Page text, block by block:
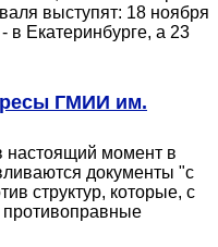
выступят: 18 ноября
в Екатеринбурге, а 23
ГМИИ им.
момент в
документы "с
структур, которые, с